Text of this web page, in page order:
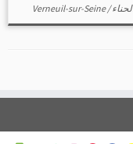
Verneuil-sur-Seine/